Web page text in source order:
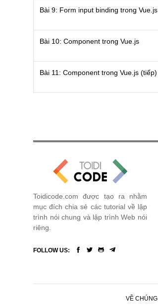
Bài 9: Form input binding trong Vue.js
Bài 10: Component trong Vue.js
Bài 11: Component trong Vue.js (tiếp)
Toidicode.com được tạo ra nhằm
mục đích chia sẻ các tutorial về lập
trình nói chung và lập trình Web nói
riêng.
FOLLOW US:
VỀ